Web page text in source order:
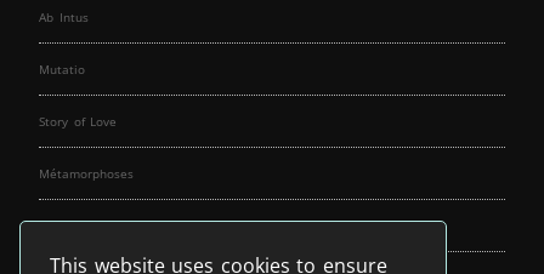
This website uses cookies to ensure
Ab Intus
Mutatio
Story of Love
Métamorphoses
Fallen Angels